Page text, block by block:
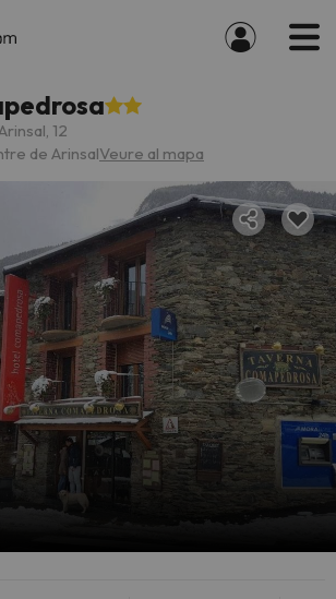
12
de ArinsalVeure al mapa